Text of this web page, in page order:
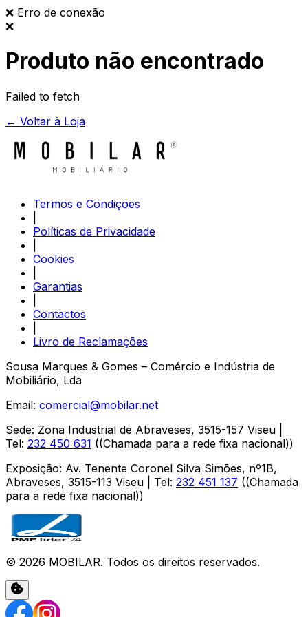
❌ Erro de conexão
❌
Produto não encontrado
Failed to fetch
← Voltar à Loja
Termos e Condiçoes
Políticas de Privacidade
Cookies
Garantias
Contactos
Livro de Reclamações
Sousa Marques & Gomes – Comércio e Indústria de
Mobiliário, Lda
Email: comercial@mobilar.net
Sede: Zona Industrial de Abraveses, 3515-157 Viseu
Tel: 232 450 631 ((Chamada para a rede fixa nacional))
Exposição: Av. Tenente Coronel Silva Simões, nº1B,
Abraveses, 3515-113 Viseu | Tel: 232 451 137 ((Chamada
para a rede fixa nacional))
© 2026 MOBILAR. Todos os direitos reservados.